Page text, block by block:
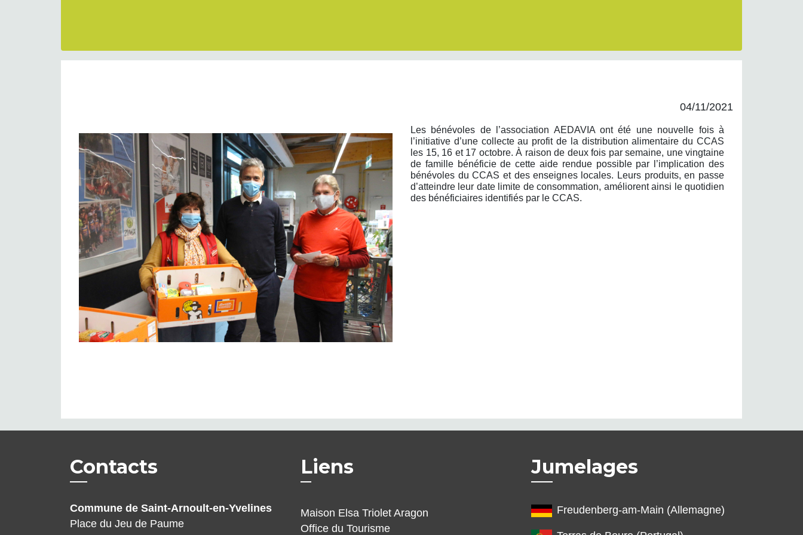
04/11/2021
Les bénévoles de l’association AEDAVIA ont été une nouvelle fois à
l’initiative d’une collecte au profit de la distribution alimentaire du CCAS
les 15, 16 et 17 octobre. À raison de deux fois par semaine, une vingtaine
de famille bénéficie de cette aide rendue possible par l’implication des
bénévoles du CCAS et des enseignes locales. Leurs produits, en passe
d’atteindre leur date limite de consommation, améliorent ainsi le quotidien
des bénéficiaires identifiés par le CCAS.
Contacts
Commune de Saint-Arnoult-en-Yvelines
Place du Jeu de Paume
Liens
Maison Elsa Triolet Aragon
Office du Tourisme
Jumelages
Freudenberg-am-Main (Allemagne)